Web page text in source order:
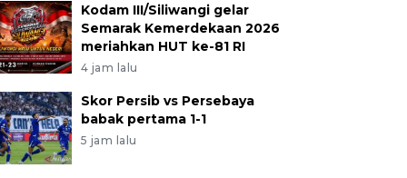
Kodam III/Siliwangi gelar
Semarak Kemerdekaan 2026
meriahkan HUT ke-81 RI
4 jam lalu
Skor Persib vs Persebaya
babak pertama 1-1
5 jam lalu